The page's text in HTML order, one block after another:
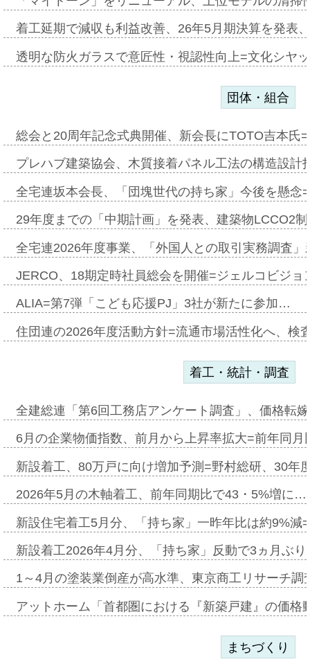
着工延期で減収も利益改善、26年5月期決算を発表
透明な防火ガラスで意匠性・視認性向上=文化シヤ
団体・組合
総会と20周年記念式典開催、新会長にTOTO吉本氏
プレハブ建築協会、木質接着パネル工法の構造設
全宅連坂本会長、「団塊世代の持ち家」今後を懸
29年度までの「中期計画」を発表、建築物LCCO2
全宅連2026年度事業、「外国人との取引実務調査
JERCO、18期定時社員総会を開催=ジェルコビジ
ALIA=第7弾「こども応援PJ」3社が新たに参加…
住団連の2026年度活動方針=流通市場活性化へ、検
着工・統計・調査
全建総連「第6回工務店アンケート調査」、価格転
6月の企業物価指数、前月から上昇率拡大=前年同
新設着工、80万戸に向け増加予測=野村総研、30年
2026年5月の木軸着工、前年同期比で43・5%増に…
新設住宅着工5月分、「持ち家」一昨年比は約9%
新設着工2026年4月分、「持ち家」反動で3ヵ月ぶ
1～4月の塗装業倒産が高水準、東京商工リサーチ
アットホーム「首都圏における『新築戸建』の価
まちづくり